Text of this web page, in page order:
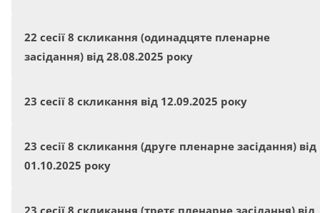
22 сесії 8 скликання (одинадцяте пленарне
засідання) від 28.08.2025 року
23 сесії 8 скликання від 12.09.2025 року
23 сесії 8 скликання (друге пленарне засідання) від
01.10.2025 року
23 сесії 8 скликання (третє пленарне засідання) від